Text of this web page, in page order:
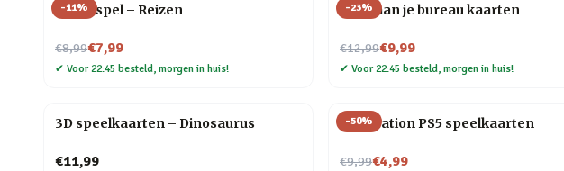
-11%
Trivia spel – Reizen
€8,99
Nu voor€7,99
✔ Voor 22:45 besteld, morgen in huis!
-23%
Yoga aan je bureau kaarten
€12,99
Nu voor€9,99
✔ Voor 22:45 besteld, morgen in huis!
3D speelkaarten – Dinosaurus
€11,99
-50%
PlayStation PS5 speelkaarten
€9,99
Nu voor€4,99